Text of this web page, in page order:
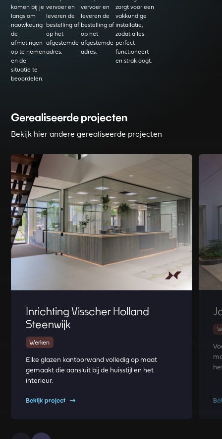
komen bij je
langs om
nauwkeurig
de
afmetingen
op te nemen
en de
situatie te
beoordelen.
vervoer en
leveren de
bestelling af
op het
afgestemde
adres.
vervoer en
leveren de
bestelling af
op het
afgestemde
adres.
zorgt voor een
vakkundige
installatie,
zodat alles
perfect
functioneert
en strak oogt.
Gerealiseerde projecten
Bekijk hier andere gerealiseerde projecten
Read more about Inrichting Visscher Holland Steenwijk
Inrichting Visscher Holland
Steenwijk
Werken
Elke glazen kantoorwand volledig op maat
gemaakt die aansluit bij de huisstijl en het
interieur.
Bekijk project
Read